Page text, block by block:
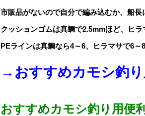
市販品がないので自分で編み込むか、船長
クッションゴムは真鯛で2.5mmほど、ヒラ
PEラインは真鯛なら4～6、ヒラマサで6～8
→おすすめカモシ釣
おすすめカモシ釣り用便